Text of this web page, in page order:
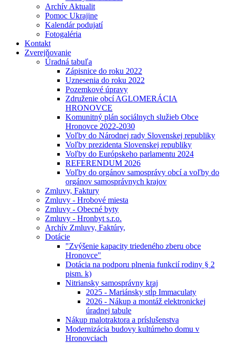
Archív Aktualit
Pomoc Ukrajine
Kalendár podujatí
Fotogaléria
Kontakt
Zverejňovanie
Úradná tabuľa
Zápisnice do roku 2022
Uznesenia do roku 2022
Pozemkové úpravy
Združenie obcí AGLOMERÁCIA
HRONOVCE
Komunitný plán sociálnych služieb Obce
Hronovce 2022-2030
Voľby do Národnej rady Slovenskej republiky
Voľby prezidenta Slovenskej republiky
Voľby do Európskeho parlamentu 2024
REFERENDUM 2026
Voľby do orgánov samosprávy obcí a voľby do
orgánov samosprávnych krajov
Zmluvy, Faktury
Zmluvy - Hrobové miesta
Zmluvy - Obecné byty
Zmluvy - Hronbyt s.r.o.
Archív Zmluvy, Faktúry,
Dotácie
"Zvýšenie kapacity triedeného zberu obce
Hronovce"
Dotácia na podporu plnenia funkcií rodiny § 2
pism. k)
Nitriansky samosprávny kraj
2025 - Mariánsky stĺp Immaculaty
2026 - Nákup a montáž elektronickej
úradnej tabule
Nákup malotraktora a príslušenstva
Modernizácia budovy kultúrneho domu v
Hronovciach